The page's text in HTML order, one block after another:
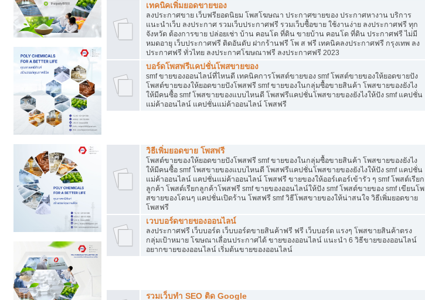
เทคนิคเพิ่มยอดขายของ
ลงประกาศขาย เว็บฟรียอดนิยม โพสโฆษณา ประกาศขายของ ประกาศหางาน บริการ
แนะนำเว็บ ลงประกาศ รวมเว็บประกาศฟรี รวมเว็บซื้อขาย ใช้งานง่าย ลงประกาศฟรี ทุก
จังหวัด ต้องการขาย ปล่อยเช่า บ้าน คอนโด ที่ดิน ขายบ้าน คอนโด ที่ดิน ประกาศฟรี ไม่มี
หมดอายุ เว็บประกาศฟรี ติดอันดับ ฝากร้านฟรี โพ ส ฟรี เทคนิคลงประกาศฟรี กรุงเทพ ลง
ประกาศฟรี ทั่วไทย ลงประกาศโฆษณาฟรี ลงประกาศฟรี 2023
บอร์ดโพสฟรีแคปชั่นโพสขายของ
smf ขายของออนไลน์ที่ไหนดี เทคนิคการโพสต์ขายของ smf โพสต์ขายของให้ยอดขายปัง
โพสต์ขายของให้ยอดขายปังโพสฟรี smf ขายของในกลุ่มซื้อขายสินค้า โพสขายของยังไง
ให้มีคนซื้อ smf โพสขายของแบบไหนดี โพสฟรีแคปชั่นโพสขายของยังไงให้ปัง smf แคปชั่น
แม่ค้าออนไลน์ แคปชั่นแม่ค้าออนไลน์ โพสฟรี
วิธีเพิ่มยอดขาย โพสฟรี
โพสต์ขายของให้ยอดขายปังโพสฟรี smf ขายของในกลุ่มซื้อขายสินค้า โพสขายของยังไง
ให้มีคนซื้อ smf โพสขายของแบบไหนดี โพสฟรีแคปชั่นโพสขายของยังไงให้ปัง smf แคปชั่น
แม่ค้าออนไลน์ แคปชั่นแม่ค้าออนไลน์ โพสฟรี ขายของให้ออร์เดอร์เข้ารัว ๆ smf โพสต์เรียก
ลูกค้า โพสต์เรียกลูกค้าโพสฟรี smf ขายของออนไลน์ให้ปัง smf โพสต์ขายของ smf เขียนโพ
สขายของโดนๆ แคปชั่นเปิดร้าน โพสฟรี smf วิธีโพสขายของให้น่าสนใจ วิธีเพิ่มยอดขาย
โพสฟรี
เวบบอร์ดขายของออนไลน์
ลงประกาศฟรี เว็บบอร์ด เว็บบอร์ดขายสินค้าฟรี ฟรี เว็บบอร์ด แรงๆ โพสขายสินค้าตรง
กลุ่มเป้าหมาย โฆษณาเลื่อนประกาศได้ ขายของออนไลน์ แนะนำ 6 วิธีขายของออนไลน์
อยากขายของออนไลน์ เริ่มต้นขายของออนไลน์
รวมเว็บทำ SEO ติด Google